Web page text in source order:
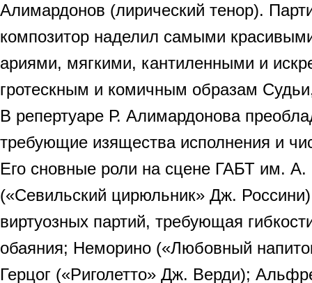
Алимардонов (лирический тенор).
композитор наделил самыми
ариями, мягкими, кантиленными и
гротескным и комичным образам
В репертуаре Р. Алимардонова
требующие изящества исполнения и
Его сновные роли на сцене ГАБТ им.
(«Севильский цирюльник» Дж.
виртуозных партий, требующая
обаяния; Неморино («Любовный
Герцог («Риголетто» Дж. Верди);